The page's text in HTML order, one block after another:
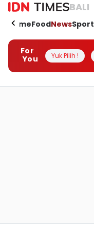
BALI
HomeFoodNewsSport
For
You
Yuk Pilih !